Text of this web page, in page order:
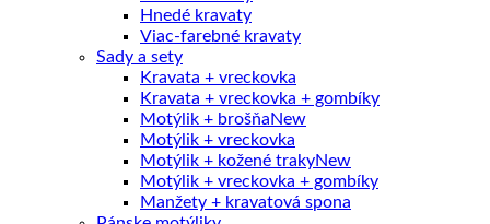
Hnedé kravaty
Viac-farebné kravaty
Sady a sety
Kravata + vreckovka
Kravata + vreckovka + gombíky
Motýlik + brošňa
Motýlik + vreckovka
Motýlik + kožené traky
Motýlik + vreckovka + gombíky
Manžety + kravatová spona